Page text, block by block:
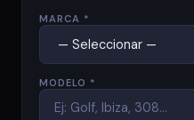
MARCA *
MODELO *